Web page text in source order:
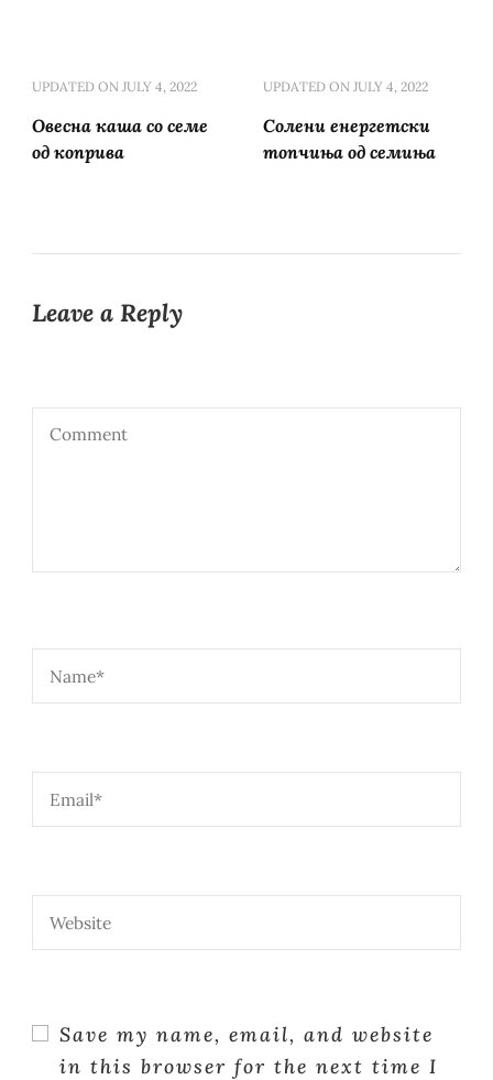
UPDATED ON JULY 4, 2022
Овесна каша со семе
од коприва
UPDATED ON JULY 4, 2022
Солени енергетски
топчиња од семиња
Leave a Reply
Save my name, email, and website
in this browser for the next time I